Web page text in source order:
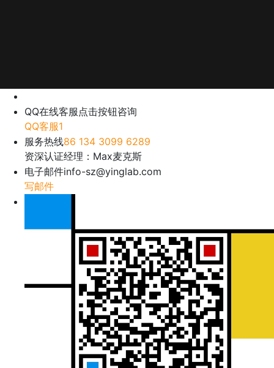
QQ在线客服 点击按钮咨询
QQ客服1
服务热线86 134 3099 6289
资深认证经理：Max麦克斯
电子邮件info-sz@yinglab.com
写邮件